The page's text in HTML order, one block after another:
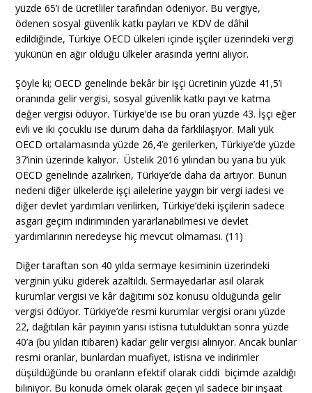
yüzde 65’i de ücretliler tarafından ödeniyor. Bu vergiye,
ödenen sosyal güvenlik katkı payları ve KDV de dâhil
edildiğinde, Türkiye OECD ülkeleri içinde işçiler üzerindeki vergi
yükünün en ağır olduğu ülkeler arasında yerini alıyor.
Şöyle ki; OECD genelinde bekâr bir işçi ücretinin yüzde 41,5’i
oranında gelir vergisi, sosyal güvenlik katkı payı ve katma
değer vergisi ödüyor. Türkiye’de ise bu oran yüzde 43. İşçi eğer
evli ve iki çocuklu ise durum daha da farklılaşıyor. Mali yük
OECD ortalamasında yüzde 26,4’e gerilerken, Türkiye’de yüzde
37’inin üzerinde kalıyor. Üstelik 2016 yılından bu yana bu yük
OECD genelinde azalırken, Türkiye’de daha da artıyor. Bunun
nedeni diğer ülkelerde işçi ailelerine yaygın bir vergi iadesi ve
diğer devlet yardımları verilirken, Türkiye’deki işçilerin sadece
asgari geçim indiriminden yararlanabilmesi ve devlet
yardımlarının neredeyse hiç mevcut olmaması. (11)
Diğer taraftan son 40 yılda sermaye kesiminin üzerindeki
verginin yükü giderek azaltıldı. Sermayedarlar asıl olarak
kurumlar vergisi ve kâr dağıtımı söz konusu olduğunda gelir
vergisi ödüyor. Türkiye’de resmi kurumlar vergisi oranı yüzde
22, dağıtılan kâr payının yarısı istisna tutulduktan sonra yüzde
40’a (bu yıldan itibaren) kadar gelir vergisi alınıyor. Ancak bunlar
resmi oranlar, bunlardan muafiyet, istisna ve indirimler
düşüldüğünde bu oranların efektif olarak ciddi biçimde azaldığı
biliniyor. Bu konuda örnek olarak geçen yıl sadece bir inşaat